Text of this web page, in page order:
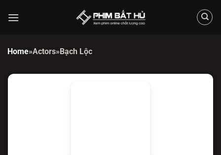
đến
Home»Actors»Bạch Lộc